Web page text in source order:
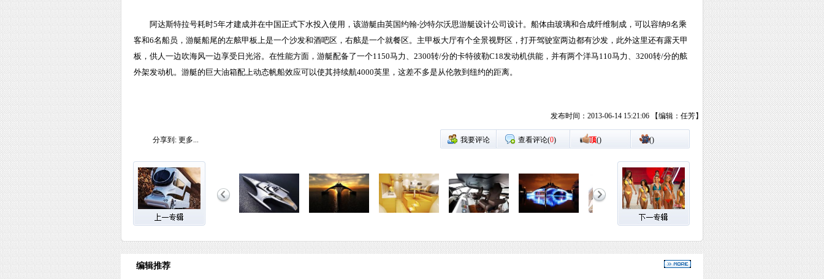
阿达斯特拉号耗时5年才建成并在中国正式下水投入使用，该游艇由英国约翰-沙特尔沃思游艇设计公司设计。船体由玻璃和合成纤维制成，可以容纳9名乘
客和6名船员，游艇船尾的左舷甲板上是一个沙发和酒吧区，右舷是一个就餐区。主甲板大厅有个全景视野区，打开驾驶室两边都有沙发，此外这里还有露天甲
板，供人一边吹海风一边享受日光浴。在性能方面，游艇配备了一个1150马力、2300转/分的卡特彼勒C18发动机供能，并有两个洋马110马力、3200转/分的舷
外架发动机。游艇的巨大油箱配上动态帆船效应可以使其持续航4000英里，这差不多是从伦敦到纽约的距离。
发布时间：2013-06-14 15:21:06 【编辑：任芳】
分享到: 更多... 我要评论 查看评论(0) 顶() 踩()
编辑推荐